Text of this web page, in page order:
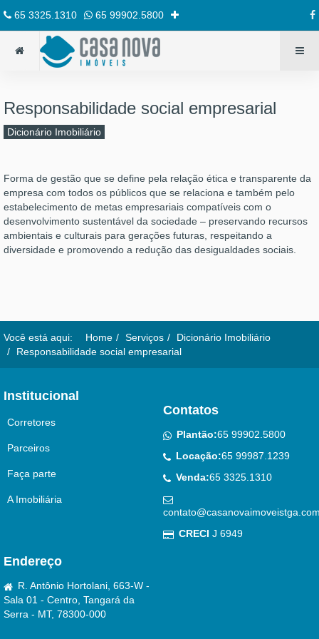
65 3325.1310 65 99902.5800
Responsabilidade social empresarial
Dicionário Imobiliário
Forma de gestão que se define pela relação ética e transparente da
empresa com todos os públicos que se relaciona e também pelo
estabelecimento de metas empresariais compatíveis com o
desenvolvimento sustentável da sociedade – preservando recursos
ambientais e culturais para gerações futuras, respeitando a
diversidade e promovendo a redução das desigualdades sociais.
Você está aqui: Home Serviços
Dicionário Imobiliário
Responsabilidade social empresarial
Institucional
Corretores
Parceiros
Faça parte
A Imobiliária
Contatos
Plantão:65 99902.5800
Locação:65 99987.1239
Venda:65 3325.1310
CRECI J 6949
Endereço
R. Antônio Hortolani, 663-W -
Sala 01 - Centro, Tangará da
Serra - MT, 78300-000